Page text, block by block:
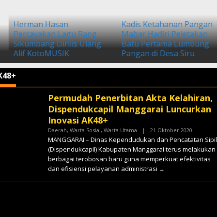
Kadis Ketahanan Pangan
Mabar Hadiri Peletakan
Batu Pertama Lumbung
Pangan di Desa Siru
Yusma: Diplomasi Budaya
Cegah Tumbuhnya
Radikalisme dan
Terorisme
Permudah Penerbitan Akta Kelahiran,
Dispendukcapil Manggarai Luncurkan
Inovasi AK48+
Daerah, Warta Sosial, Warta Utama | 21 Oktober 2020
✓
MANGGARAI – Dinas Kependudukan dan Pencatatan Sipil
(Dispendukcapil) Kabupaten Manggarai terus melakukan
berbagai terobosan baru guna memperkuat efektivitas
dan efisiensi pelayanan administrasi